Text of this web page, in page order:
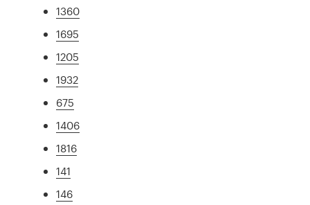
1360
1695
1205
1932
675
1406
1816
141
146